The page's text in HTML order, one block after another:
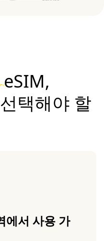
택해야 할
에서 사용 가